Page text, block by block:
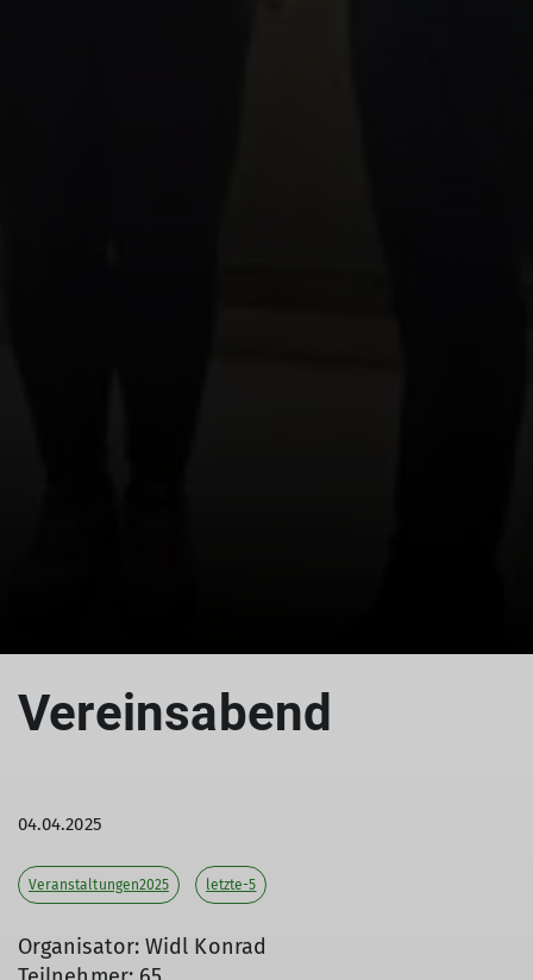
Vereinsabend
04.04.2025
Veranstaltungen2025 letzte-5
Organisator: Widl Konrad